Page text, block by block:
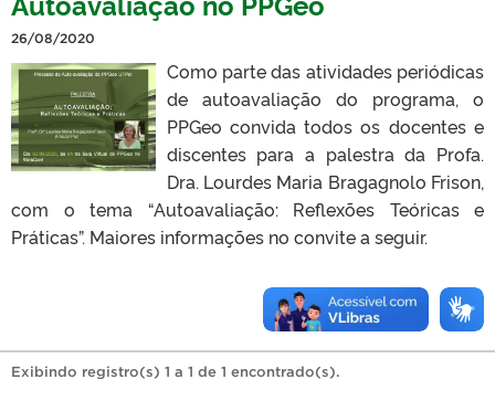
26/08/2020
Como parte das atividades periódicas
de autoavaliação do programa, o
PPGeo convida todos os docentes e
discentes para a palestra da Profa.
Dra. Lourdes Maria Bragagnolo Frison,
com o tema “Autoavaliação: Reflexões Teóricas e
Práticas”. Maiores informações no convite a seguir.
Exibindo registro(s) 1 a 1 de 1 encontrado(s).